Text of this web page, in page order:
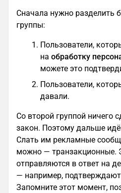
Сначала нужно разделить
группы:
Пользователи,
на обработку
можете это
Пользователи,
давали.
Со второй группой ничего
закон. Поэтому дальше
Слать им рекламные
можно — транзакционные.
отправляются в ответ на
— например, подтверждают
Запомните этот момент,